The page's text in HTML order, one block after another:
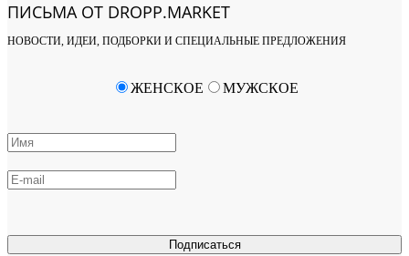
ПИСЬМА ОТ DROPP.MARKET
НОВОСТИ, ИДЕИ, ПОДБОРКИ И СПЕЦИАЛЬНЫЕ ПРЕДЛОЖЕНИЯ
Подписаться
ЖЕНСКОЕ МУЖСКОЕ